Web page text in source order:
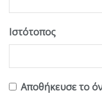
Ιστότοπος
Αποθήκευσε το